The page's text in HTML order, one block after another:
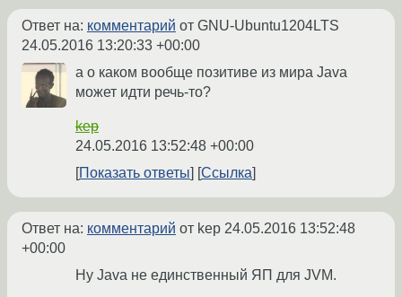
Ответ на: комментарий от GNU-Ubuntu1204LTS
24.05.2016 13:20:33 +00:00
а о каком вообще позитиве из мира Java
может идти речь-то?
kep
24.05.2016 13:52:48 +00:00
Показать ответы
Ссылка
Ответ на: комментарий от kep 24.05.2016 13:52:48
+00:00
Ну Java не единственный ЯП для JVM.